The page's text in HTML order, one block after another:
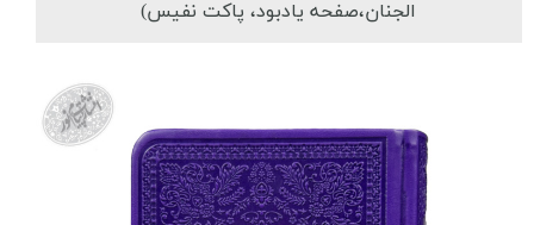
الجنان،صفحه یادبود، پاکت نفیس)